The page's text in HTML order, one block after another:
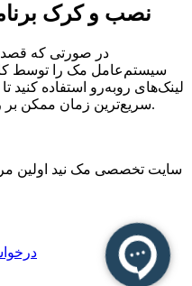
نصب و کرک
در صورتی که قصد
سیستم‌عامل مک را توسط
لینک‌های رو‌به‌رو استفاده کنید
سریع‌ترین زمان ممکن بر روی سیستم شما نصب و کرک شود.
سایت تخصصی مک نید اولین